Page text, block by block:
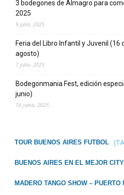
3 bodegones de Almagro para
2025
9 julio, 2025
Feria del Libro Infantil y Juvenil (16
agosto)
7 julio, 2025
Bodegonmania Fest, edición
junio)
16 junio, 2025
TOUR BUENOS AIRES FUTBOL
BUENOS AIRES EN EL MEJOR
MADERO TANGO SHOW – PUERTO